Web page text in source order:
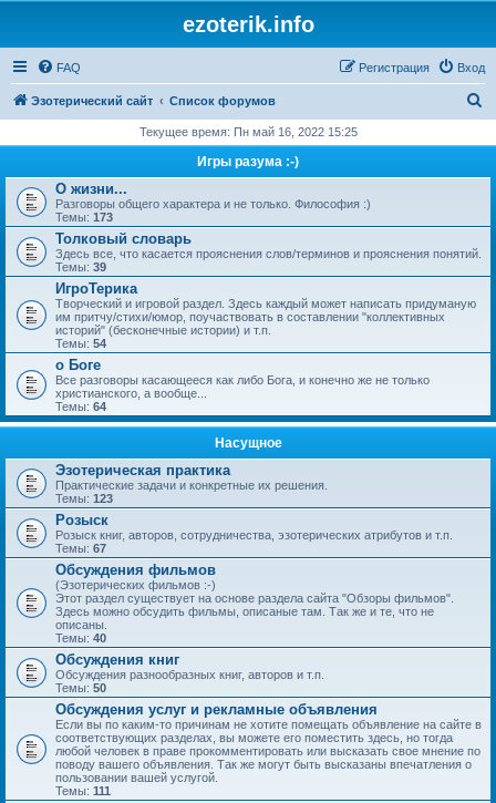
ezoterik.info
FAQ Вход
Регистрация
Эзотерический сайт Список форумов
с
Текущее время: Пн май 16, 2022 15:25
Игры разума :-)
О жизни...
Разговоры общего характера и не только. Философия :)
Темы: 173
Толковый словарь
Здесь все, что касается прояснения слов/терминов и прояснения понятий.
Темы: 39
ИгроТерика
Творческий и игровой раздел. Здесь каждый может написать придуманую
им притчу/стихи/юмор, поучаствовать в составлении "коллективных
историй" (бесконечные истории) и т.п.
Темы: 54
о Боге
Все разговоры касающееся как либо Бога, и конечно же не только
христианского, а вообще...
Темы: 64
Насущное
Эзотерическая практика
Практические задачи и конкретные их решения.
Темы: 123
Розыск
Розыск книг, авторов, сотрудничества, эзотерических атрибутов и т.п.
Темы: 67
Обсуждения фильмов
(Эзотерических фильмов :-)
Этот раздел существует на основе раздела сайта "Обзоры фильмов".
Здесь можно обсудить фильмы, описаные там. Так же и те, что не
описаны.
Темы: 40
Обсуждения книг
Обсуждения разнообразных книг, авторов и т.п.
Темы: 50
Обсуждения услуг и рекламные объявления
Если вы по каким-то причинам не хотите помещать объявление на сайте в
соответствующих разделах, вы можете его поместить здесь, но тогда
любой человек в праве прокомментировать или высказать свое мнение по
поводу вашего объявления. Так же могут быть высказаны впечатления о
пользовании вашей услугой.
Темы: 111